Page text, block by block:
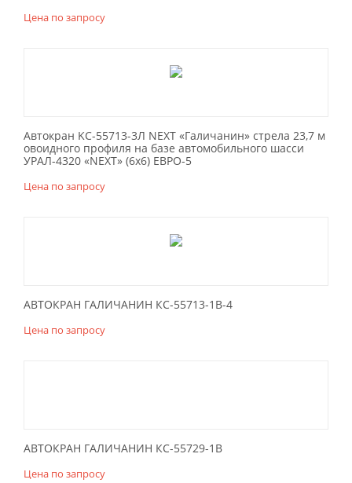
Цена по запросу
Автокран KC-55713-3Л NEXT «Галичанин» стрела 23,7 м
овоидного профиля на базе автомобильного шасси
УРАЛ-4320 «NEXT» (6х6) ЕВРО-5
Цена по запросу
АВТОКРАН ГАЛИЧАНИН КС-55713-1В-4
Цена по запросу
АВТОКРАН ГАЛИЧАНИН КС-55729-1В
Цена по запросу